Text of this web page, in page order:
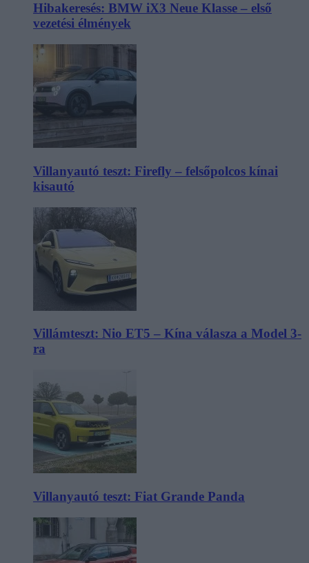
Hibakeresés: BMW iX3 Neue Klasse – első
vezetési élmények
Villanyautó teszt: Firefly – felsőpolcos kínai
kisautó
Villámteszt: Nio ET5 – Kína válasza a Model 3-
ra
Villanyautó teszt: Fiat Grande Panda